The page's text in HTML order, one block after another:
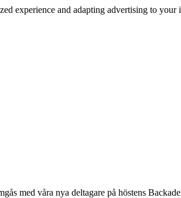
experience and adapting advertising to your
med våra nya deltagare på höstens